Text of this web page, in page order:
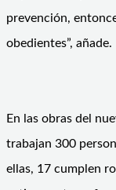
prevención,
obedientes”, añade.
En las obras del
trabajan 300
ellas, 17 cumplen